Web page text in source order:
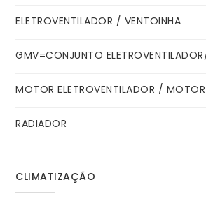
ELETROVENTILADOR / VENTOINHA
GMV=CONJUNTO
MOTOR ELETROVENTILADOR /
RADIADOR
CLIMATIZAÇÃO